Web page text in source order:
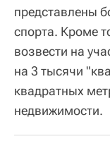
представлены
спорта. Кроме
возвести на
на 3 тысячи
квадратных
недвижимости.